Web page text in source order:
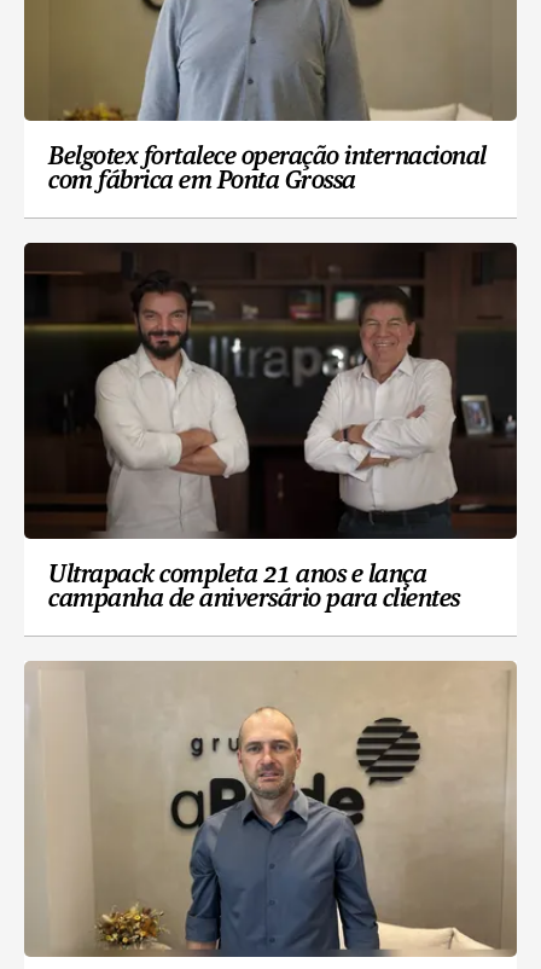
Belgotex fortalece operação internacional
com fábrica em Ponta Grossa
Ultrapack completa 21 anos e lança
campanha de aniversário para clientes